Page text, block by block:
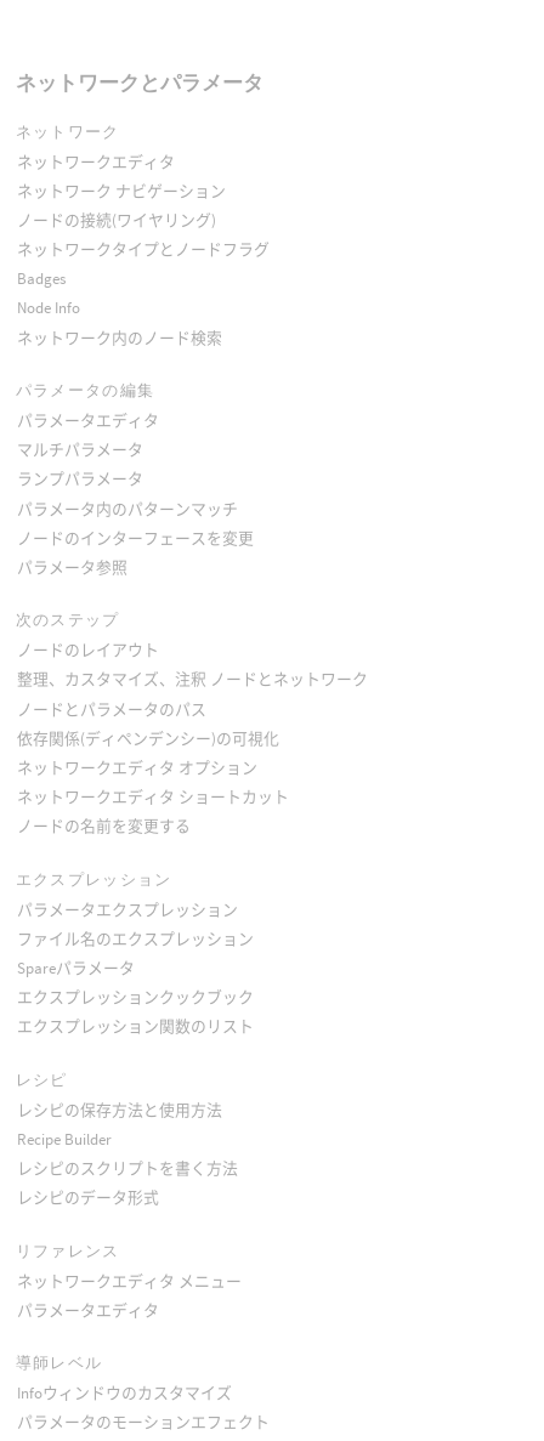
ネットワークとパラメータ
ネットワーク
ネットワークエディタ
ネットワーク ナビゲーション
ノードの接続(ワイヤリング)
ネットワークタイプとノードフラグ
Badges
Node Info
ネットワーク内のノード検索
パラメータの編集
パラメータエディタ
マルチパラメータ
ランプパラメータ
パラメータ内のパターンマッチ
ノードのインターフェースを変更
パラメータ参照
次のステップ
ノードのレイアウト
整理、カスタマイズ、注釈 ノードとネットワーク
ノードとパラメータのパス
依存関係(ディペンデンシー)の可視化
ネットワークエディタ オプション
ネットワークエディタ ショートカット
ノードの名前を変更する
エクスプレッション
パラメータエクスプレッション
ファイル名のエクスプレッション
Spareパラメータ
エクスプレッションクックブック
エクスプレッション関数のリスト
レシピ
レシピの保存方法と使用方法
Recipe Builder
レシピのスクリプトを書く方法
レシピのデータ形式
リファレンス
ネットワークエディタ メニュー
パラメータエディタ
導師レベル
Infoウィンドウのカスタマイズ
パラメータのモーションエフェクト